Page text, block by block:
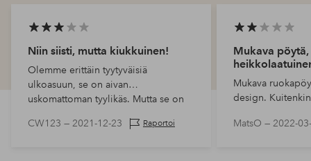
Niin siisti, mutta kiukkuinen!
Olemme erittäin tyytyväisiä
ulkoasuun, se on aivan
uskomattoman tyylikäs. Mutta se on
raskas verrattuna ohuisiin
CW123 — 2021-12-23 Raportoi
Mukava
Mukava
design.
naarmuuntuu
MatsO — 2022-